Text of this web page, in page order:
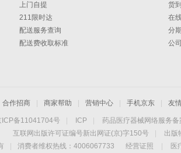
上门自提
211限时达
配送服务查询
配送费收取标准
货
在
分
公
合作招商 商家帮助 营销中心 手机京东 友
ICP备11041704号 ICP 药品医疗器械网络服务备
互联网出版许可证编号新出网证(京)字150号
出版
消费者维权热线：4006067733 经营证照 医